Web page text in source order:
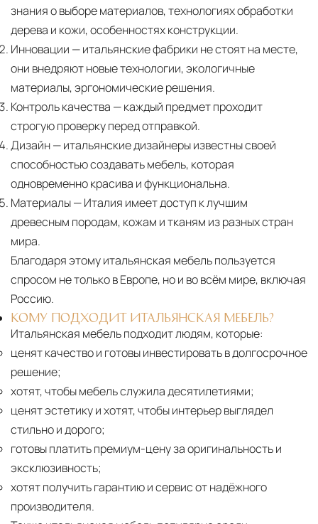
знания о выборе материалов, технологиях обработки
дерева и кожи, особенностях конструкции.
Инновации — итальянские фабрики не стоят на месте,
они внедряют новые технологии, экологичные
материалы, эргономические решения.
Контроль качества — каждый предмет проходит
строгую проверку перед отправкой.
Дизайн— итальянские дизайнеры известны своей
способностью создавать мебель, которая
одновременно красива и функциональна.
Материалы— Италия имеет доступ к лучшим
древесным породам, кожам и тканям из разных стран
мира.
Благодаря этому итальянская мебель пользуется
спросом не только в Европе, но и во всём мире, включая
Россию.
КОМУ ПОДХОДИТ ИТАЛЬЯНСКАЯ МЕБЕЛЬ?
Итальянская мебель подходит людям, которые:
ценят качество и готовы инвестировать в долгосрочное
решение;
хотят, чтобы мебель служила десятилетиями;
ценят эстетику и хотят, чтобы интерьер выглядел
стильно и дорого;
готовы платить премиум-цену за оригинальность и
эксклюзивность;
хотят получить гарантию и сервис от надёжного
производителя.